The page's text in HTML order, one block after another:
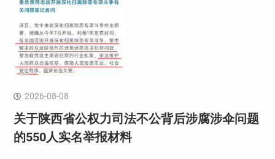
2026-08-08
关于陕西省公权力司法不公背后涉腐涉伞问题
的550人实名举报材料